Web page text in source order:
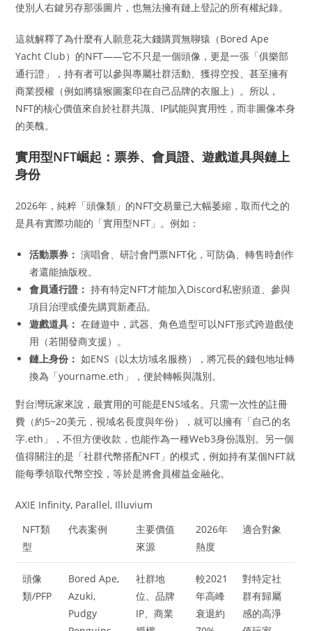
使別人右鍵另存那張圖片，也無法擁有鏈上登記的所有權紀錄。
這就解釋了為什麼有人願意花大錢購買無聊猿（Bored Ape
Yacht Club）的NFT——它不只是一個頭像，更是一張「俱樂部
通行證」，持有者可以參與專屬社群活動、獲得空投、甚至擁有
商業授權（例如將猿猴圖案印在自己品牌的衣服上）。所以，
NFT的核心價值來自於社群共識、IP賦能與實用性，而非圖像本身
的美醜。
實用型NFT崛起：票券、會員證、遊戲道具與鏈上
身份
2026年，純粹「頭像類」的NFT交易量已大幅萎縮，取而代之的
是具有實際功能的「實用型NFT」。例如：
活動票券： 演唱會、研討會門票NFT化，可防偽、轉售時創作
者還能抽版稅。
會員通行證： 持有特定NFT才能加入Discord私密頻道、參與
項目治理或優先購買新產品。
遊戲道具： 在鏈遊中，武器、角色造型可以NFT形式跨遊戲使
用（若開發商支援）。
鏈上身份： 如ENS（以太坊域名服務），將冗長的錢包地址轉
換為「yourname.eth」，便於轉帳與識別。
對台灣玩家來說，最實用的可能是ENS域名。只需一次性的註冊
費（約5~20美元，視域名長度與年份），就可以擁有「自己的名
字.eth」，不但方便收款，也能作為一種Web3身份識別。另一個
值得關注的是「社群代幣搭配NFT」的模式，例如持有某個NFT就
能每季領取代幣空投，等於是將會員權益金融化。
AXIE Infinity, Parallel, Illuvium
NFT類
型
代表案例
主要價值
來源
2026年
熱度
適合對象
頭像
類/PFP
Bored Ape,
Azuki,
Pudgy
社群地
位、品牌
IP、商業
較2021
年高峰
衰退約
對特定社
群有歸屬
感的高淨